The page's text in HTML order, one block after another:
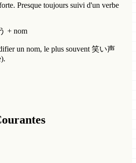
Presque toujours suivi d'un verbe
+ nom
un nom, le plus souvent 笑い声